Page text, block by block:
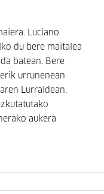
Luciano
du bere maitalea
batean. Bere
urrunenean
Lurraldean.
aukera